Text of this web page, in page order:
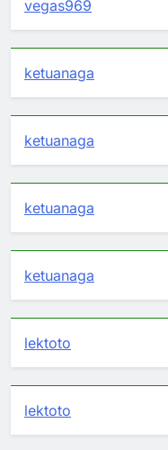
vegas969
ketuanaga
ketuanaga
ketuanaga
ketuanaga
lektoto
lektoto